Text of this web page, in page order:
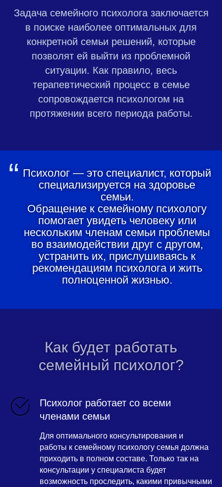
Задача семейного психологазаключается
в поиске наиболее оптимальных для
конкретной семьи решений, которые
позволят ей выйти из проблемной
ситуации. Как правило, весь
терапевтический процесс в семье
сопровождается психологом на
протяжении всего периода работы.
“ Психолог — это специалист, который
специализируется на здоровье
семьи.
Обращение к семейному психологу
помогает увидеть человеку или
нескольким членам семьи проблемы
во взаимодействии друг с другом,
устранить их, прислушиваясь к
рекомендациям психолога и жить
полноценной жизнью.
Как будет работать
семейный психолог?
Психолог работает со всеми
членами семьи
Для оптимального консультирования и
работы к семейному психологу семья должна
приходить в полном составе. Только так на
консультации у специалиста будет
возможность проследить, какими привычными